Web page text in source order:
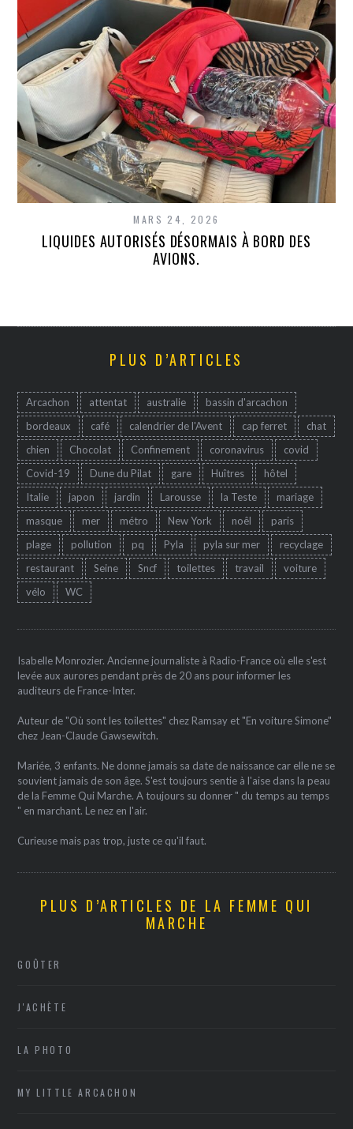
MARS 24, 2026
LIQUIDES AUTORISÉS DÉSORMAIS À BORD DES
AVIONS.
PLUS D’ARTICLES
Arcachon attentat australie
bassin d'arcachon
bordeaux
café calendrier de l'Avent cap ferret
chat
chien
Chocolat Confinement coronavirus
covid
Covid-19
Dune du Pilat gare Huîtres
hôtel
Italie
japon jardin Larousse la Teste
mariage
masque
mer métro New York noêl
paris
plage
pollution pq Pyla pyla sur mer
recyclage
restaurant
Seine Sncf toilettes travail
voiture
vélo
WC
Isabelle Monrozier. Ancienne journaliste à Radio-France où elle s'est
levée aux aurores pendant près de 20 ans pour informer les
auditeurs de France-Inter.
Auteur de "Où sont les toilettes" chez Ramsay et "En voiture Simone"
chez Jean-Claude Gawsewitch.
Mariée, 3 enfants. Ne donne jamais sa date de naissance car elle ne se
souvient jamais de son âge. S'est toujours sentie à l'aise dans la peau
de la Femme Qui Marche. A toujours su donner " du temps au temps
" en marchant. Le nez en l'air.
Curieuse mais pas trop, juste ce qu'il faut.
PLUS D’ARTICLES DE LA FEMME QUI
MARCHE
GOÛTER
J'ACHÈTE
LA PHOTO
MY LITTLE ARCACHON